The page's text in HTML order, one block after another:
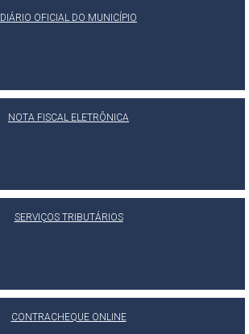
DIÁRIO OFICIAL DO MUNICÍPIO
NOTA FISCAL ELETRÔNICA
SERVIÇOS TRIBUTÁRIOS
CONTRACHEQUE ONLINE